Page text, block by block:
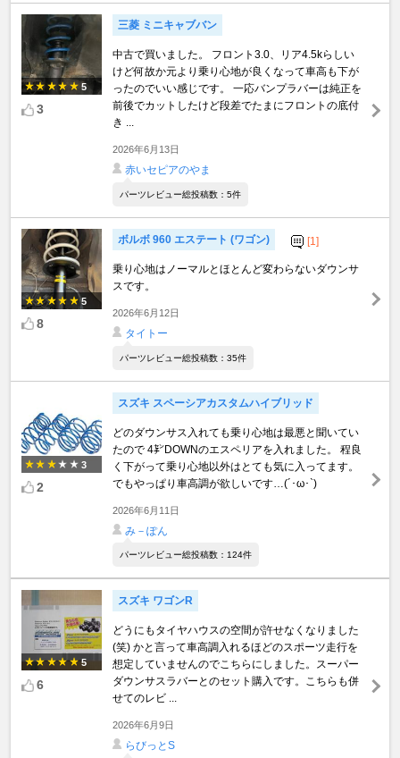
5
3
三菱 ミニキャブバン
中古で買いました。 フロント3.0、リア4.5kらしい
けど何故か元より乗り心地が良くなって車高も下が
ったのでいい感じです。 一応バンプラバーは純正を
前後でカットしたけど段差でたまにフロントの底付
き ...
2026年6月13日
赤いセピアのやま
パーツレビュー総投稿数：5件
5
8
ボルボ 960 エステート (ワゴン) [1]
乗り心地はノーマルとほとんど変わらないダウンサ
スです。
2026年6月12日
タイトー
パーツレビュー総投稿数：35件
3
2
スズキ スペーシアカスタムハイブリッド
どのダウンサス入れても乗り心地は最悪と聞いてい
たので 4㌢DOWNのエスペリアを入れました。 程良
く下がって乗り心地以外はとても気に入ってます。
でもやっぱり車高調が欲しいです…(´･ω･`)
2026年6月11日
み－ぽん
パーツレビュー総投稿数：124件
5
6
スズキ ワゴンR
どうにもタイヤハウスの空間が許せなくなりました
(笑) かと言って車高調入れるほどのスポーツ走行を
想定していませんのでこちらにしました。スーパー
ダウンサスラバーとのセット購入です。こちらも併
せてのレビ ...
2026年6月9日
らびっとS